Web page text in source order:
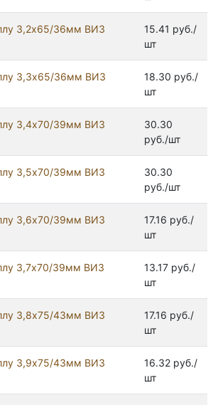
3,2х65/36мм ВИЗ
15.41 руб./
шт
3,3х65/36мм ВИЗ
18.30 руб./
шт
3,4х70/39мм ВИЗ
30.30
руб./шт
3,5х70/39мм ВИЗ
30.30
руб./шт
3,6х70/39мм ВИЗ
17.16 руб./
шт
3,7х70/39мм ВИЗ
13.17 руб./
шт
3,8х75/43мм ВИЗ
17.16 руб./
шт
3,9х75/43мм ВИЗ
16.32 руб./
шт